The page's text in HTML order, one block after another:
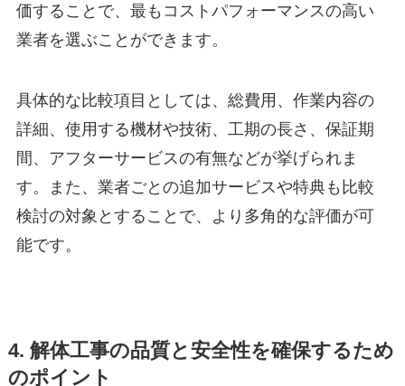
価することで、最もコストパフォーマンスの高い
業者を選ぶことができます。
具体的な比較項目としては、総費用、作業内容の
詳細、使用する機材や技術、工期の長さ、保証期
間、アフターサービスの有無などが挙げられま
す。また、業者ごとの追加サービスや特典も比較
検討の対象とすることで、より多角的な評価が可
能です。
4. 解体工事の品質と安全性を確保するため
のポイント